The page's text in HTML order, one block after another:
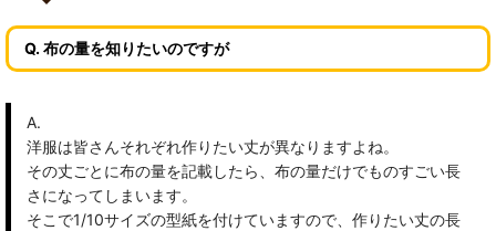
Q. 布の量を知りたいのですが
A.
洋服は皆さんそれぞれ作りたい丈が異なりますよね。
その丈ごとに布の量を記載したら、布の量だけでものすごい長
さになってしまいます。
そこで1/10サイズの型紙を付けていますので、作りたい丈の長